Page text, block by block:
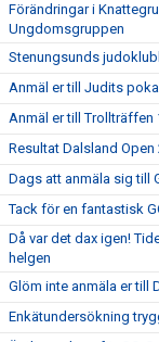
Förändringar i
Ungdomsgruppen
Stenungsunds
Anmäl er till Judits
Anmäl er till Trollträffen
Resultat Dalsland Open
Dags att anmäla sig till
Tack för en fantastisk
Då var det dax igen!
helgen
Glöm inte anmäla er till
Enkätundersökning